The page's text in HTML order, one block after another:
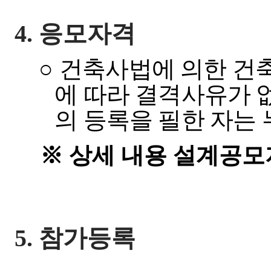
4. 응모자격
○ 건축사법에 의한 건
에 따라 결격사유가
의 등록을 필한 자는
※ 상세 내용 설계공
5. 참가등록